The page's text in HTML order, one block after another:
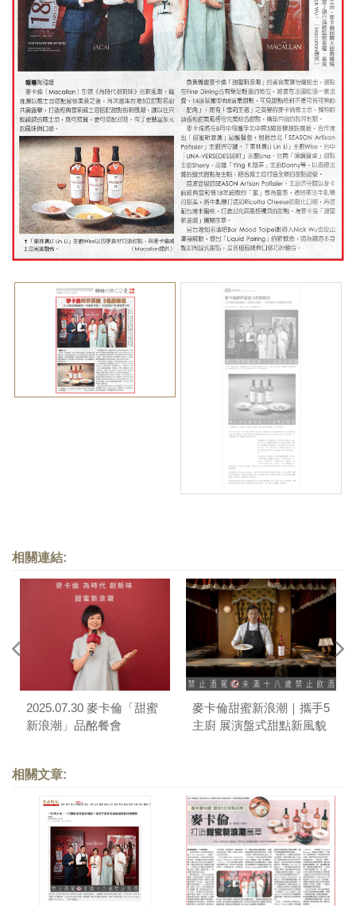
個人著作
活動實況記錄
媒體報導一覽
合作與代言
訂閱電子報
相關連結:
2025.07.30 麥卡倫「甜蜜
新浪潮」品酩餐會
麥卡倫甜蜜新浪潮｜攜手5
主廚 展演盤式甜點新風貌
相關文章: